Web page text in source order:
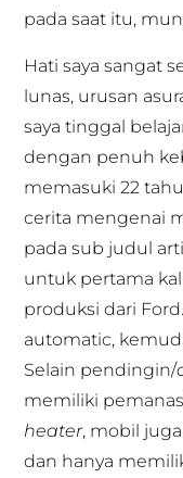
pada saat itu,
Hati saya sangat
lunas, urusan
saya tinggal
dengan penuh
memasuki 22
cerita mengenai
pada sub judul
untuk pertama
produksi dari
automatic,
Selain pendingin/
memiliki
heater, mobil
dan hanya